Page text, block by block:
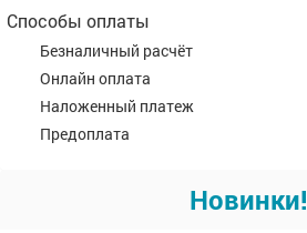
Способы оплаты
Безналичный расчёт
Онлайн оплата
Наложенный платеж
Предоплата
Новинки!